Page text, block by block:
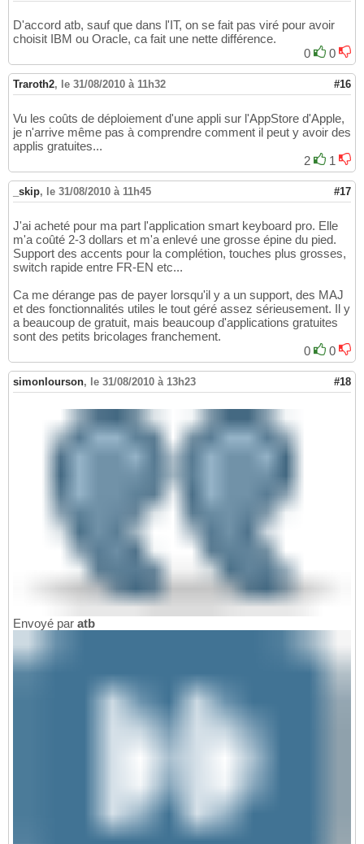
D'accord atb, sauf que dans l'IT, on se fait pas viré pour avoir
choisit IBM ou Oracle, ca fait une nette différence.
0
0
Traroth2, le 31/08/2010 à 11h32 #16
Vu les coûts de déploiement d'une appli sur l'AppStore d'Apple,
je n'arrive même pas à comprendre comment il peut y avoir des
applis gratuites...
2
1
_skip, le 31/08/2010 à 11h45 #17
J'ai acheté pour ma part l'application smart keyboard pro. Elle
m'a coûté 2-3 dollars et m'a enlevé une grosse épine du pied.
Support des accents pour la complétion, touches plus grosses,
switch rapide entre FR-EN etc...
Ca me dérange pas de payer lorsqu'il y a un support, des MAJ
et des fonctionnalités utiles le tout géré assez sérieusement. Il y
a beaucoup de gratuit, mais beaucoup d'applications gratuites
sont des petits bricolages franchement.
0
0
simonlourson, le 31/08/2010 à 13h23 #18
Envoyé par atb